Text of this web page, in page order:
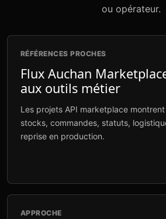
ou opérateur.
RÉFÉRENCES PROCHES
Flux Auchan
aux outils métier
Les projets API marketplace
stocks, commandes, statuts,
reprise en production.
APPROCHE